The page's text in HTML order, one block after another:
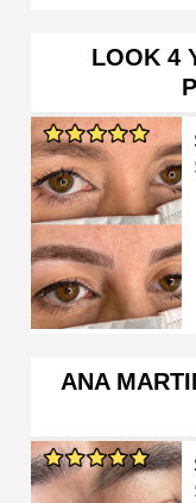
LOOK 4
ANA